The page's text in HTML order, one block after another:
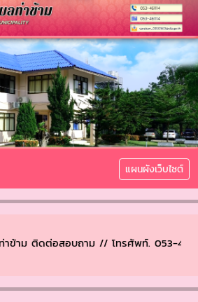
แผนผังเว็บไซต์
ม ติดต่อสอบถาม // โทรศัพท์. 053-